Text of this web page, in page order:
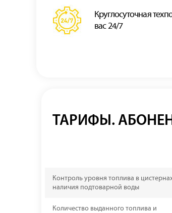
Круглосуточная
вас 24/7
ТАРИФЫ.
Контроль уровня топлива в
наличия подтоварной воды
Количество выданного топлива и